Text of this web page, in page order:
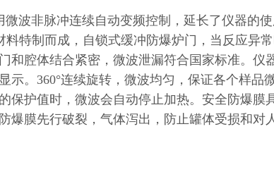
波非脉冲连续自动变频控制，延长了仪器的
料特制而成，自锁式缓冲防爆炉门，当反应异
和腔体结合紧密，微波泄漏符合国家标准。仪
示。360°连续旋转，微波均匀，保证各个样品
保护值时，微波会自动停止加热。安全防爆膜
爆膜先行破裂，气体泻出，防止罐体受损和对